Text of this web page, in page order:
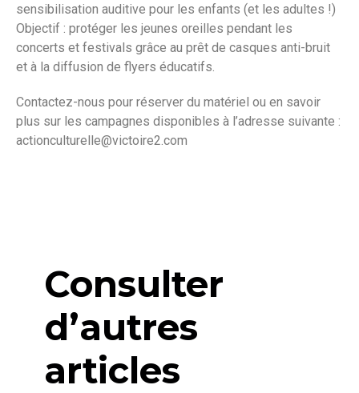
sensibilisation auditive pour les enfants (et les adultes !)
Objectif : protéger les jeunes oreilles pendant les
concerts et festivals grâce au prêt de casques anti-bruit
et à la diffusion de flyers éducatifs.
Contactez-nous pour réserver du matériel ou en savoir
plus sur les campagnes disponibles à l’adresse suivante :
actionculturelle@victoire2.com
Consulter
d’autres
articles